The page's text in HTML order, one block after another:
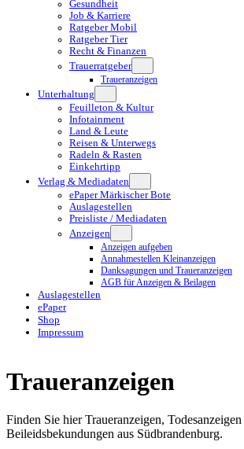
Gesundheit
Job & Karriere
Ratgeber Mobil
Ratgeber Tier
Recht & Finanzen
Trauerratgeber
Traueranzeigen
Unterhaltung
Feuilleton & Kultur
Infotainment
Land & Leute
Reisen & Unterwegs
Radeln & Rasten
Einkehrtipp
Verlag & Mediadaten
ePaper Märkischer Bote
Auslagestellen
Preisliste / Mediadaten
Anzeigen
Anzeigen aufgeben
Annahmestellen Kleinanzeigen
Danksagungen und Traueranzeigen
AGB für Anzeigen & Beilagen
Auslagestellen
ePaper
Shop
Impressum
Traueranzeigen
Finden Sie hier Traueranzeigen, Todesanzeigen
Beileidsbekundungen aus Südbrandenburg.